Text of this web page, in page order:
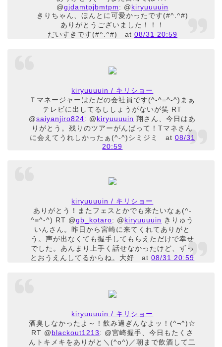
@gjdamtpjbmtpm: @kiryuuuuin
きりちゃん、ほんとに可愛かったです(#^.^#)
ありがとうございました！！！
だいすきです(#^.^#)
at 08/31 20:59
kiryuuuuin / キリショー
Ｔマネージャーはただの会社員です(^-^≡^-^)まぁ
テレビに出してるししょうがないが笑 RT
@saiyanjiro824: @kiryuuuuin 翔さん、今日はあ
りがとう。残りのツアーがんばって！Tマネさん
に会えてうれしかったぁ(^-^)シミジミ
at 08/31
20:59
kiryuuuuin / キリショー
ありがとう！またフェスとかでも来たいなぁ(^-
^≡^-^) RT @gb_kotaro: @kiryuuuuin きりゅう
いんさん。昨日から宮崎に来てくれてありがと
う。声が出なくても握手してもらえただけで幸せ
でした。あんまり上手く話せなかったけど、ずっ
とおうえんしてるからね。大好 at08/31 20:59
kiryuuuuin / キリショー
酒臭しなかったよ～！飲み過ぎんなよッ！(^¬^)☆
RT @blackout1213: @宮崎握手、今日もたくさ
んトキメキをありがと＼(^o^)／朝まで飲酒して二